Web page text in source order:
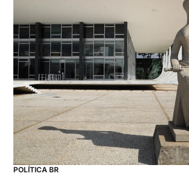
POLÍTICA BR